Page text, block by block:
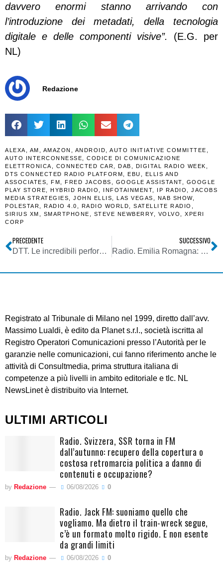
davvero enormi stanno arrivando con
l’introduzione dei metadati, della tecnologia
digitale e delle componenti visive”. (E.G. per
NL)
Redazione
ALEXA AM AMAZON ANDROID AUTO INITIATIVE COMMITTEE
AUTO INTERCONNESSE
CODICE DI COMUNICAZIONE
ELETTRONICA
CONNECTED CAR DAB DIGITAL RADIO WEEK
DTS CONNECTED RADIO PLATFORM
EBU
ELLIS AND
ASSOCIATES
FM FRED JACOBS GOOGLE ASSISTANT
GOOGLE
PLAY STORE
HYBRID RADIO INFOTAINMENT IP RADIO
JACOBS
MEDIA STRATEGIES
JOHN ELLIS LAS VEGAS NAB SHOW,
POLESTAR
RADIO 4.0 RADIO WORLD SATELLITE RADIO
SIRIUS XM
SMARTPHONE STEVE NEWBERRY VOLVO
XPERI
CORP
PRECEDENTE
DTT. Le incredibili performance del 2018 de La 7: ascolto giornaliero +28%, prime time +36%. Il gruppo Cairo registra ricavi per 1,32 miliardi
SUCCESSIVO
Radio. Emilia Romagna: panoramica completa sui dati TER 2018, a confronto con quelli del 2017. Nuova clamorosa impresa di Radio Bruno, che sfiora il primato assoluto
Registrato al Tribunale di Milano nel 1999, diretto dall’avv.
Massimo Lualdi, è edito da Planet s.r.l., società iscritta al
Registro Operatori Comunicazioni presso l’Autorità per le
garanzie nelle comunicazioni, cui fanno riferimento anche le
attività di Consultmedia, prima struttura italiana di
competenze a più livelli in ambito editoriale e tlc. NL
NewsLinet è distribuito via Internet.
ULTIMI ARTICOLI
Radio. Svizzera, SSR torna in FM
dall’autunno: recupero della copertura o
costosa retromarcia politica a danno di
contenuti e occupazione?
by Redazione 06/08/2026 0
Radio. Jack FM: suoniamo quello che
vogliamo. Ma dietro il train-wreck segue,
c’è un formato molto rigido. E non esente
da grandi limiti
by Redazione 06/08/2026 0